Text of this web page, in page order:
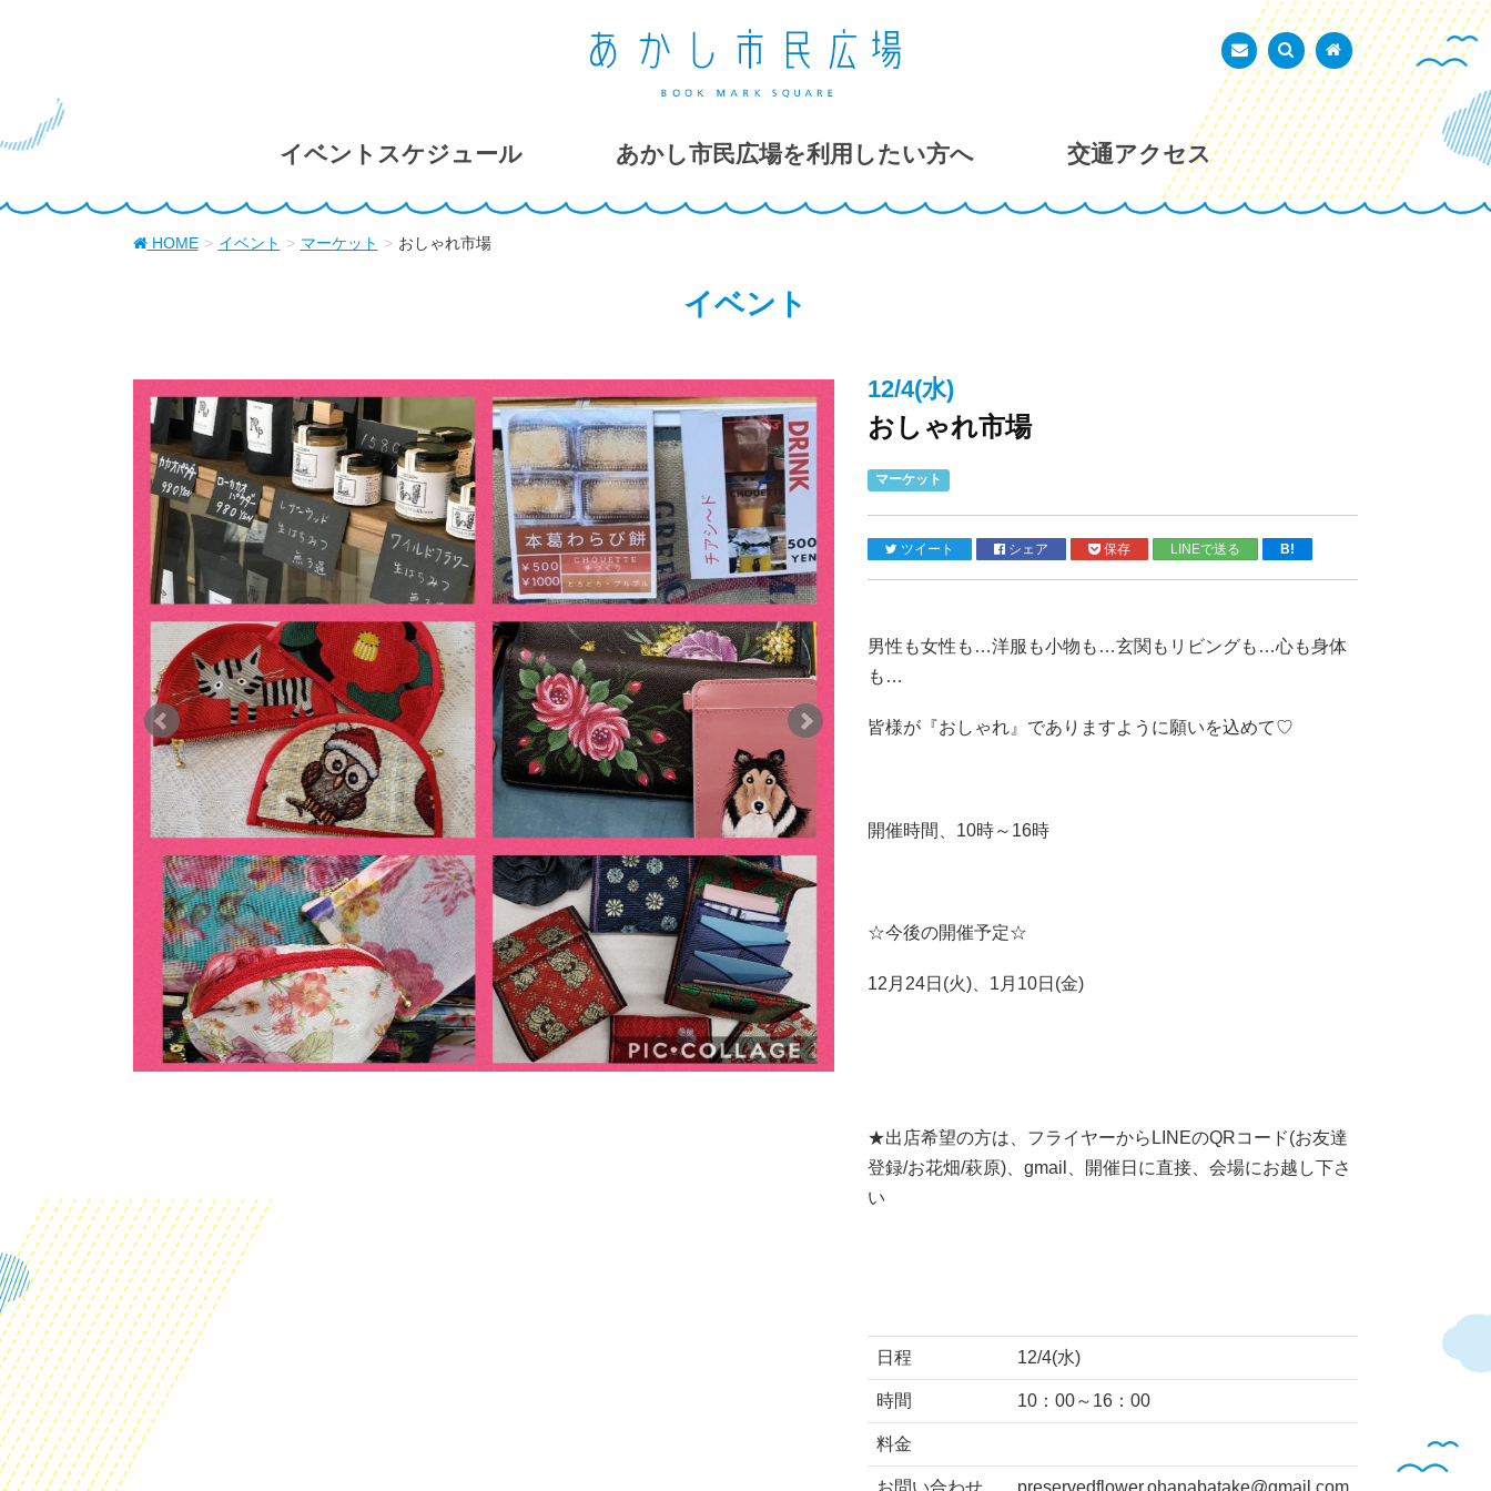
あかし市民広場
お問い合わせ
検索を表示トップページ
イベントスケジュール あかし市民広場を利用したい方へ 交通アクセス
HOME イベント マーケット おしゃれ市場
イベント
12/4(水)
おしゃれ市場
マーケット
ツイート シェア 保存 LINEで送る B!
男性も女性も…洋服も小物も…玄関もリビングも…心も身体
も…
皆様が『おしゃれ』でありますように願いを込めて♡
開催時間、10時～16時
☆今後の開催予定☆
12月24日(火)、1月10日(金)
★出店希望の方は、フライヤーからLINEのQRコード(お友達
登録/お花畑/萩原)、gmail、開催日に直接、会場にお越し下さ
い
日程 12/4(水)
時間 10：00～16：00
料金